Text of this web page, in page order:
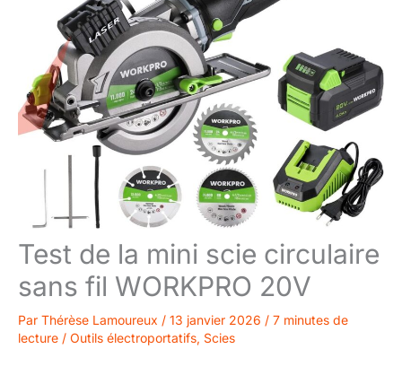
Test de la mini scie circulaire
sans fil WORKPRO 20V
Par Thérèse Lamoureux / 13 janvier 2026 / 7 minutes de
lecture / Outils électroportatifs, Scies